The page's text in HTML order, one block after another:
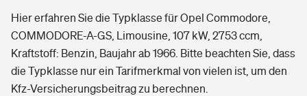
Arbeitsrechtsschutz
Berufshaftpflichtversicherung
Hausratversicherung
Elementarversicherung
Photovoltaik
Pri­vate Haft­pflicht­
Rechts­schutz­ver­si­che­rung
Gesundheit
Hier erfahren Sie die Typklasse für Opel Commodore,
COMMODORE-A-GS, Limousine, 107 kW, 2753 ccm,
Kraftstoff: Benzin, Baujahr ab 1966. Bitte beachten Sie, dass
die Typklasse nur ein Tarifmerkmal von vielen ist, um den
Kfz-Versicherungsbeitrag zu berechnen.